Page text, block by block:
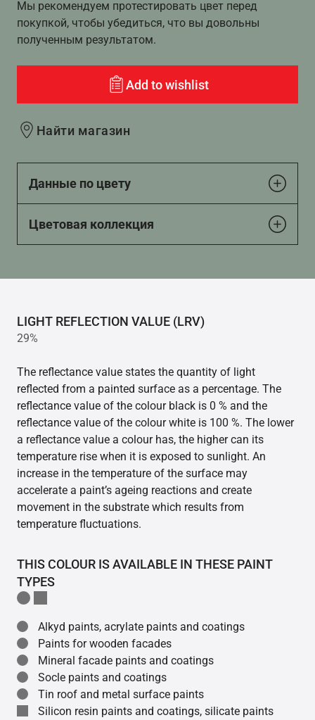
Мы рекомендуем протестировать цвет перед
покупкой, чтобы убедиться, что вы довольны
полученным результатом.
Add to wishlist
Найти магазин
Данные по цвету
Цветовая коллекция
LIGHT REFLECTION VALUE (LRV)
29%
The reflectance value states the quantity of light
reflected from a painted surface as a percentage. The
reflectance value of the colour black is 0 % and the
reflectance value of the colour white is 100 %. The lower
a reflectance value a colour has, the higher can its
temperature rise when it is exposed to sunlight. An
increase in the temperature of the surface may
accelerate a paint’s ageing reactions and create
movement in the substrate which results from
temperature fluctuations.
THIS COLOUR IS AVAILABLE IN THESE PAINT
TYPES
Alkyd paints, acrylate paints and coatings
Paints for wooden facades
Mineral facade paints and coatings
Socle paints and coatings
Tin roof and metal surface paints
Silicon resin paints and coatings, silicate paints